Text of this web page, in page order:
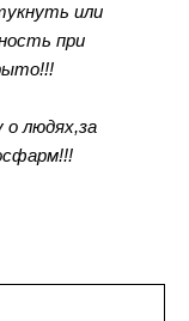
или
при
о людях,за